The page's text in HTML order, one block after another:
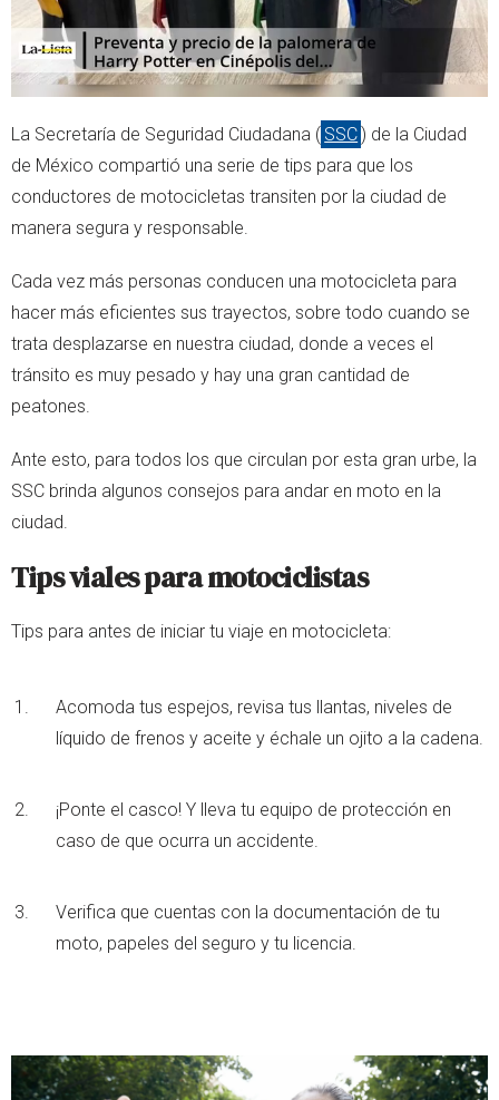
La Secretaría de Seguridad Ciudadana ( SSC) de la Ciudad
de México compartió una serie de tips para que los
conductores de motocicletas transiten por la ciudad de
manera segura y responsable.
Cada vez más personas conducen una motocicleta para
hacer más eficientes sus trayectos, sobre todo cuando se
trata desplazarse en nuestra ciudad, donde a veces el
tránsito es muy pesado y hay una gran cantidad de
peatones.
Ante esto, para todos los que circulan por esta gran urbe, la
SSC brinda algunos consejos para andar en moto en la
ciudad.
Tips viales para motociclistas
Tips para antes de iniciar tu viaje en motocicleta:
Acomoda tus espejos, revisa tus llantas, niveles de
líquido de frenos y aceite y échale un ojito a la cadena.
¡Ponte el casco! Y lleva tu equipo de protección en
caso de que ocurra un accidente.
Verifica que cuentas con la documentación de tu
moto, papeles del seguro y tu licencia.